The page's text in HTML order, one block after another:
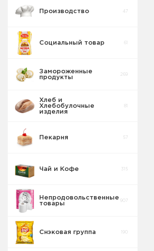
Производство 47
Социальный товар 61
Замороженные
продукты
269
Хлеб и
Хлебобулочные
изделия
81
Пекарня 57
Чай и Кофе 315
Непродовольственные
товары
907
Снэковая группа 190